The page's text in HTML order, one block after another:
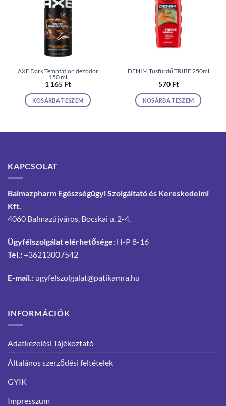
AXE Dark Temptation dezodor
150 ml
1 165 Ft
KOSÁRBA TESZEM
DENIM Tusfürdő TRIBE 250ml
570 Ft
KOSÁRBA TESZEM
KAPCSOLAT
Balmazpharm Egészségügyi Szolgáltató és Kereskedelmi
Kft.
4060 Balmazújváros, Bocskai u. 2-4.
Ügyfélszolgálat elérhetősége: H-P 8-16
Tel.:+36213007542
E-mail.: ugyfelszolgalat@patikamra.hu
INFORMÁCIÓK
Adatkezelési Tájékoztató
Általános szerződési feltételek
GYIK
Impresszum